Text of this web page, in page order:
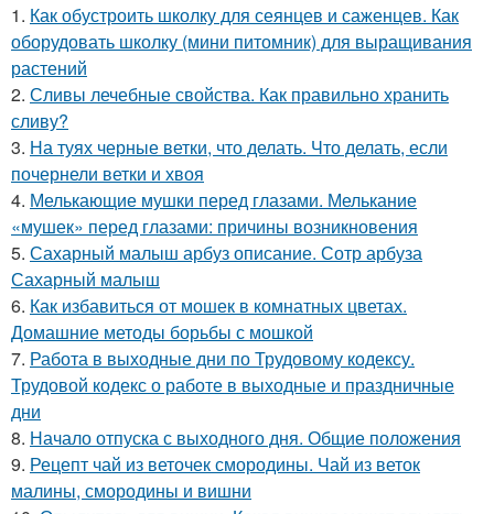
1. Как обустроить школку для сеянцев и саженцев. Как
оборудовать школку (мини питомник) для выращивания
растений
2. Сливы лечебные свойства. Как правильно хранить
сливу?
3. На туях черные ветки, что делать. Что делать, если
почернели ветки и хвоя
4. Мелькающие мушки перед глазами. Мелькание
«мушек» перед глазами: причины возникновения
5. Сахарный малыш арбуз описание. Сотр арбуза
Сахарный малыш
6. Как избавиться от мошек в комнатных цветах.
Домашние методы борьбы с мошкой
7. Работа в выходные дни по Трудовому кодексу.
Трудовой кодекс о работе в выходные и праздничные
дни
8. Начало отпуска с выходного дня. Общие положения
9. Рецепт чай из веточек смородины. Чай из веток
малины, смородины и вишни